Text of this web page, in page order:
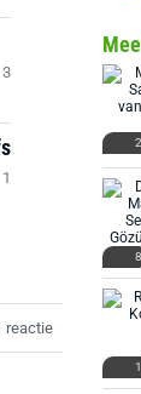
3
1
reactie
8